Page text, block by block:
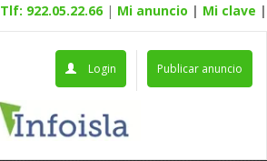
Tlf: 922.05.22.66 | Mi anuncio | Mi clave |
Publicar anuncio
Login